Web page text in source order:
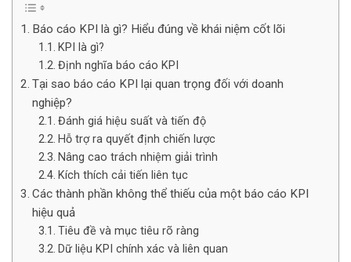
Báo cáo KPI là gì? Hiểu đúng về khái niệm cốt lõi
KPI là gì?
Định nghĩa báo cáo KPI
Tại sao báo cáo KPI lại quan trọng đối với doanh
nghiệp?
Đánh giá hiệu suất và tiến độ
Hỗ trợ ra quyết định chiến lược
Nâng cao trách nhiệm giải trình
Kích thích cải tiến liên tục
Các thành phần không thể thiếu của một báo cáo KPI
hiệu quả
Tiêu đề và mục tiêu rõ ràng
Dữ liệu KPI chính xác và liên quan